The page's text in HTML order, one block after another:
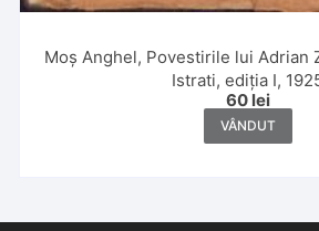
Moș Anghel, Povestirile lui Adrian
Istrati, ediția I,
60 lei
VÂNDUT